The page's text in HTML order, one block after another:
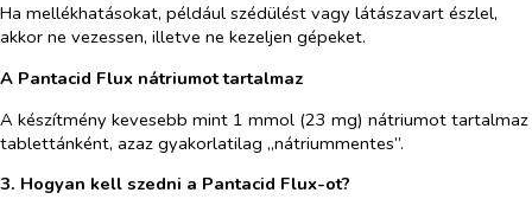
Ha mellékhatásokat, például szédülést vagy látászavart észlel,
akkor ne vezessen, illetve ne kezeljen gépeket.
A Pantacid Flux nátriumot tartalmaz
A készítmény kevesebb mint 1 mmol (23 mg) nátriumot tartalmaz
tablettánként, azaz gyakorlatilag „nátriummentes”.
3. Hogyan kell szedni a Pantacid Flux-ot?